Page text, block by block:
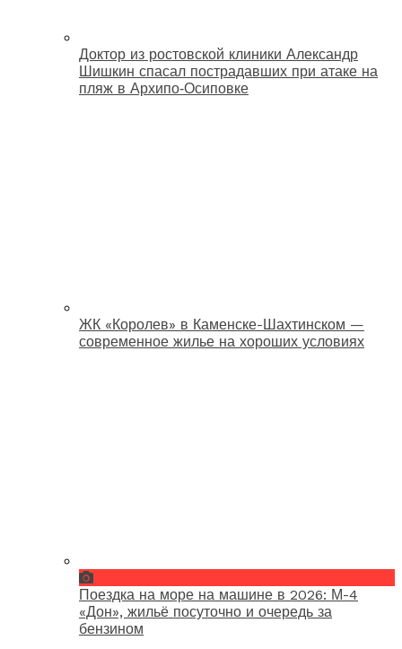
Доктор из ростовской клиники Александр
Шишкин спасал пострадавших при атаке на
пляж в Архипо‑Осиповке
ЖК «Королев» в Каменске-Шахтинском —
современное жилье на хороших условиях
Поездка на море на машине в 2026: М-4
«Дон», жильё посуточно и очередь за
бензином